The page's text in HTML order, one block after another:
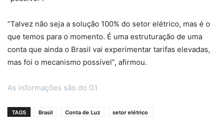
“Talvez não seja a solução 100% do setor elétrico, mas é o
que temos para o momento. É uma estruturação de uma
conta que ainda o Brasil vai experimentar tarifas elevadas,
mas foi o mecanismo possível”, afirmou.
As informações são do G1
TAGS Brasil Conta de Luz setor elétrico